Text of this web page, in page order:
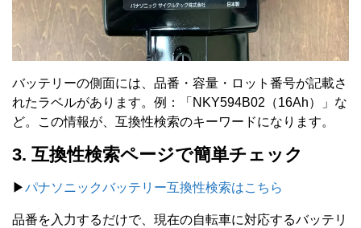
バッテリーの側面には、品番・容量・ロット番号が記載さ
れたラベルがあります。例：「NKY594B02（16Ah）」な
ど。この情報が、互換性検索のキーワードになります。
3. 互換性検索ページで簡単チェック
▶パナソニックバッテリー互換性検索はこちら
品番を入力するだけで、現在の自転車に対応するバッテリ